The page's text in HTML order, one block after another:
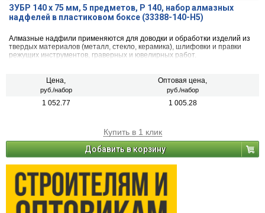
ЗУБР 140 х 75 мм, 5 предметов, P 140, набор алмазных
надфелей в пластиковом боксе (33388-140-H5)
Алмазные надфили применяются для доводки и обработки изделий из
твердых материалов (металл, стекло, керамика), шлифовки и правки
режущих инструментов, граверных и ювелирных работ.
Цена,
руб./набор
Оптовая цена,
руб./набор
1 052.77 1 005.28
Купить в 1 клик
Добавить в корзину